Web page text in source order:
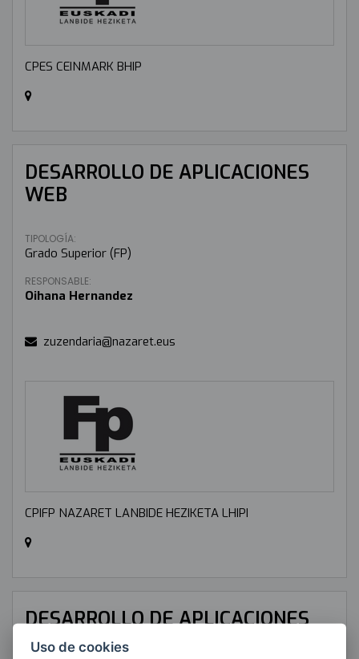
CPES CEINMARK BHIP
DESARROLLO DE APLICACIONES
WEB
TIPOLOGÍA:
Grado Superior (FP)
RESPONSABLE:
Oihana Hernandez
zuzendaria@nazaret.eus
CPIFP NAZARET LANBIDE HEZIKETA LHIPI
DESARROLLO DE APLICACIONES
WEB
Uso de cookies